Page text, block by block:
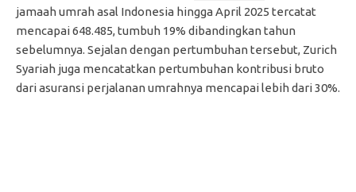
jamaah umrah asal Indonesia hingga April 2025 tercatat
mencapai 648.485, tumbuh 19% dibandingkan tahun
sebelumnya. Sejalan dengan pertumbuhan tersebut, Zurich
Syariah juga mencatatkan pertumbuhan kontribusi bruto
dari asuransi perjalanan umrahnya mencapai lebih dari 30%.